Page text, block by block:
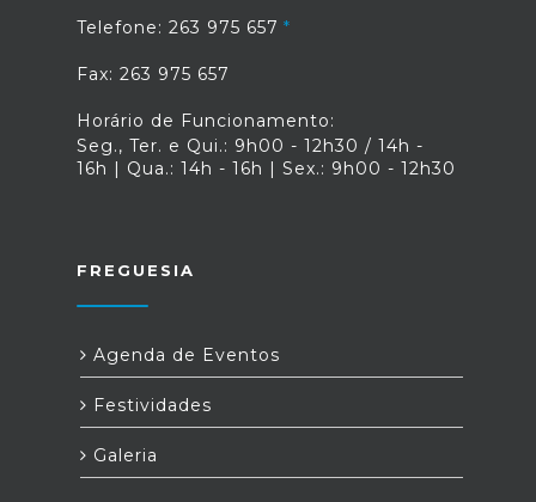
Telefone: 263 975 657
Fax: 263 975 657
Horário de Funcionamento:
Seg., Ter. e Qui.: 9h00 - 12h30 / 14h -
16h | Qua.: 14h - 16h | Sex.: 9h00 - 12h30
FREGUESIA
Agenda de Eventos
Festividades
Galeria